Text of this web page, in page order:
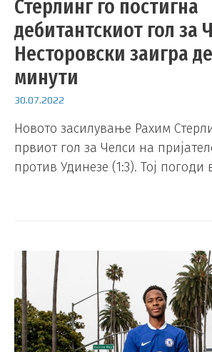
Стерлинг го постигна
дебитантскиот гол за
Несторовски заигра
минути
30.07.2022
Новото засилување Рахим
првиот гол за Челси на
против Удинезе (1:3). Тој погоди